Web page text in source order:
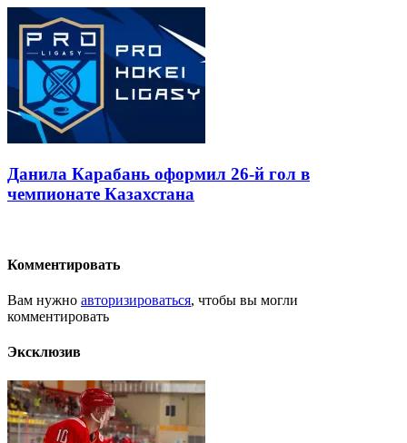
Данила Карабань оформил 26-й гол в
чемпионате Казахстана
Комментировать
Вам нужно авторизироваться, чтобы вы могли
комментировать
Эксклюзив